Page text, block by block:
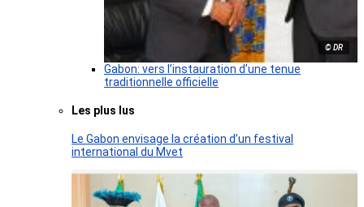
© DR
Gabon: vers l’instauration d’une tenue
traditionnelle officielle
Les plus lus
Le Gabon envisage la création d’un festival
international du Mvet